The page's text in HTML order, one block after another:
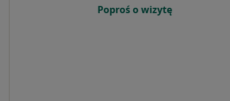
Poproś o wizytę